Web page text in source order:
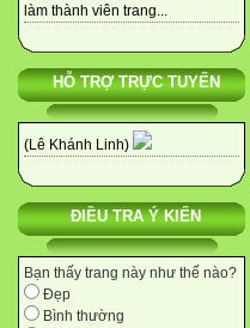
làm thành viên trang...
HỖ TRỢ TRỰC TUYẾN
(Lê Khánh Linh)
ĐIỀU TRA Ý KIẾN
Bạn thấy trang này như thế nào?
Đẹp
Bình thường